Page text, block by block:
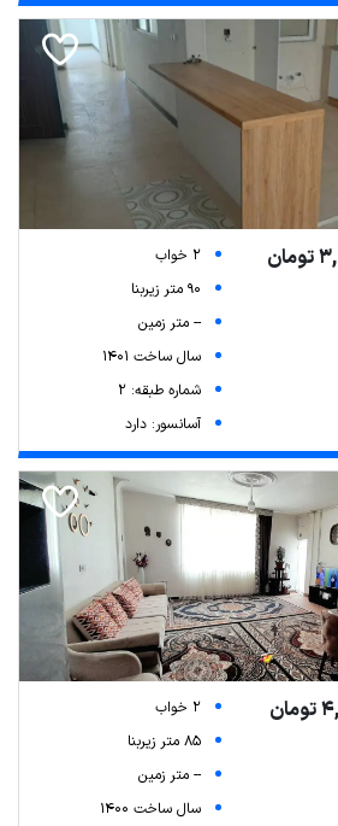
2 خواب
90 متر زیربنا
-- متر زمین
سال ساخت 1401
شماره طبقه: 2
آسانسور: دارد
2 خواب
85 متر زیربنا
-- متر زمین
سال ساخت 1400